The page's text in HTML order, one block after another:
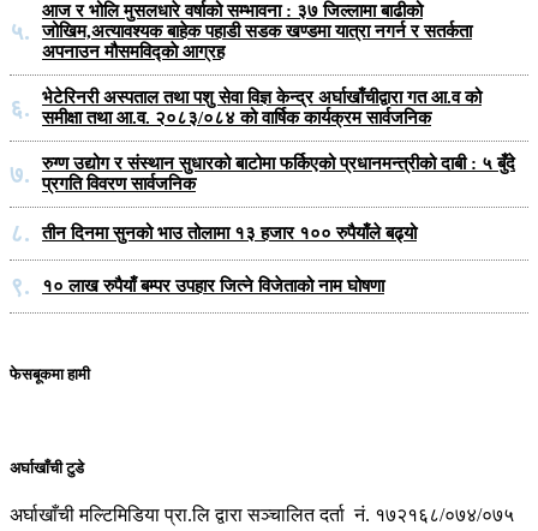
५.
आज र भोलि मुसलधारे वर्षाको सम्भावना : ३७ जिल्लामा बाढीको
जोखिम,अत्यावश्यक बाहेक पहाडी सडक खण्डमा यात्रा नगर्न र सतर्कता
अपनाउन मौसमविद्काे आग्रह
६.
भेटेरिनरी अस्पताल तथा पशु सेवा विज्ञ केन्द्र अर्घाखाँचीद्वारा गत आ.व को
समीक्षा तथा आ.व. २०८३/०८४ को वार्षिक कार्यक्रम सार्वजनिक
७.
रुग्ण उद्योग र संस्थान सुधारको बाटोमा फर्किएको प्रधानमन्त्रीको दाबी : ५ बुँदे
प्रगति विवरण सार्वजनिक
८. तीन दिनमा सुनको भाउ तोलामा १३ हजार १०० रुपैयाँले बढ्यो
९. १० लाख रुपैयाँ बम्पर उपहार जित्ने विजेताको नाम घोषणा
फेसबूकमा हामी
अर्घाखाँची टुडे
अर्घाखाँची मल्टिमिडिया प्रा.लि द्वारा सञ्चालित दर्ता नं. १७२१६८/०७४/०७५